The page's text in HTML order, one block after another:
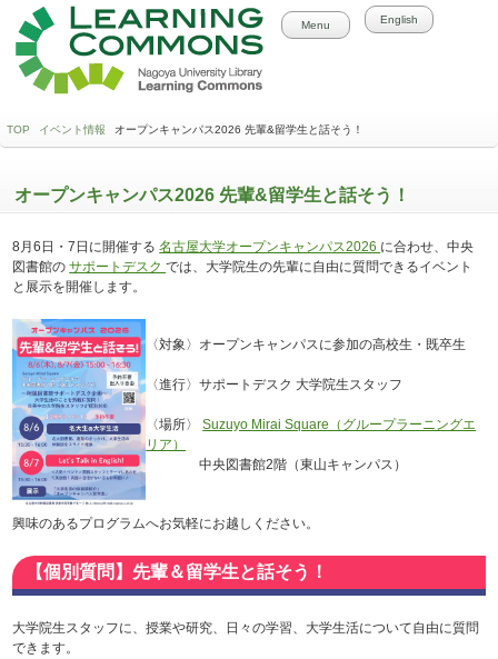
Menu English
TOP イベント情報 オープンキャンパス2026 先輩&留学生と話そう！
オープンキャンパス2026 先輩&留学生と話そう！
8月6日・7日に開催する名古屋大学オープンキャンパス2026 に合わせ、中央
図書館のサポートデスクでは、大学院生の先輩に自由に質問できるイベント
と展示を開催します。
〈対象〉オープンキャンパスに参加の高校生・既卒生
〈進行〉サポートデスク 大学院生スタッフ
〈場所〉Suzuyo Mirai Square（グループラーニングエ
リア）
中央図書館2階（東山キャンパス）
興味のあるプログラムへお気軽にお越しください。
【個別質問】先輩＆留学生と話そう！
大学院生スタッフに、授業や研究、日々の学習、大学生活について自由に質問
できます。